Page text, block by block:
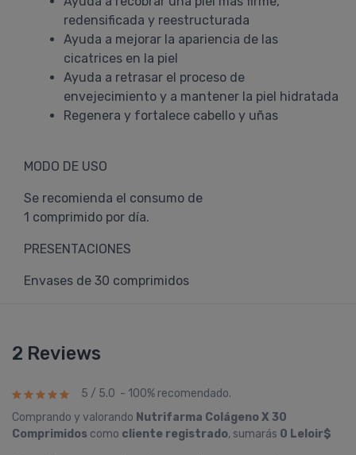
redensificada y reestructurada
Ayuda a mejorar la apariencia de las
cicatrices en la piel
Ayuda a retrasar el proceso de
envejecimiento y a mantener la piel hidratada
Regenera y fortalece cabello y uñas
MODO DE USO
Se recomienda el consumo de
1 comprimido por día.
PRESENTACIONES
Envases de 30 comprimidos
2 Reviews
5 / 5.0 - 100% recomendado.
Comprando y valorando Nutrifarma Colágeno X 30
Comprimidos como cliente registrado, sumarás 0 Leloir$